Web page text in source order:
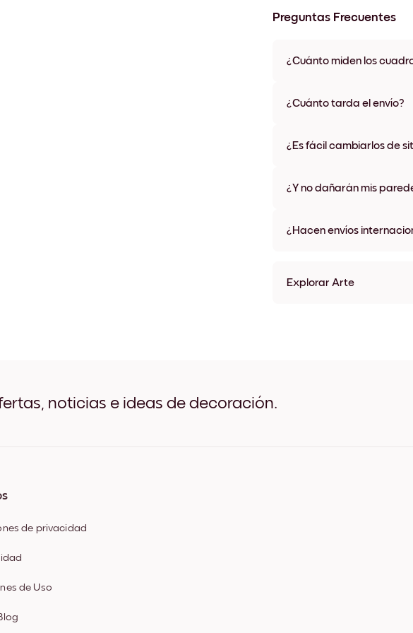
Preguntas Frecuentes
¿Cuánto miden los
materiales y colores de
¿Cuánto tarda el envío?
algunos países. Te
¿Es fácil cambiarlos de
¿Y no dañarán mis
¿Hacen envíos
Explorar Arte
noticias e ideas de decoración.
de privacidad
de Uso